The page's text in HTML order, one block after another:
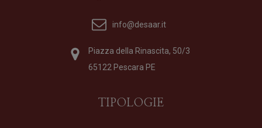
info@desaar.it
Piazza della Rinascita, 50/3
65122 Pescara PE
TIPOLOGIE